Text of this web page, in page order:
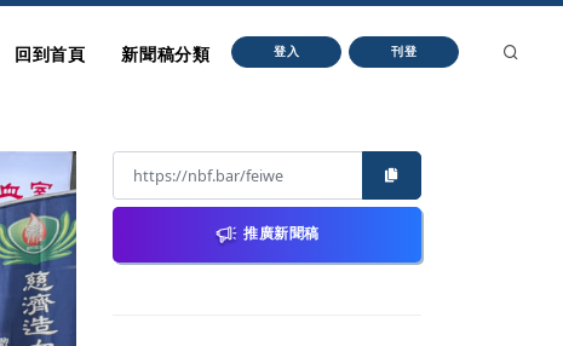
回到首頁 新聞稿分類 登入 刊登
推廣新聞稿